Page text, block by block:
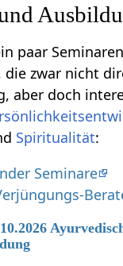
paar
zwar nicht
Spiritualität:
Seminare